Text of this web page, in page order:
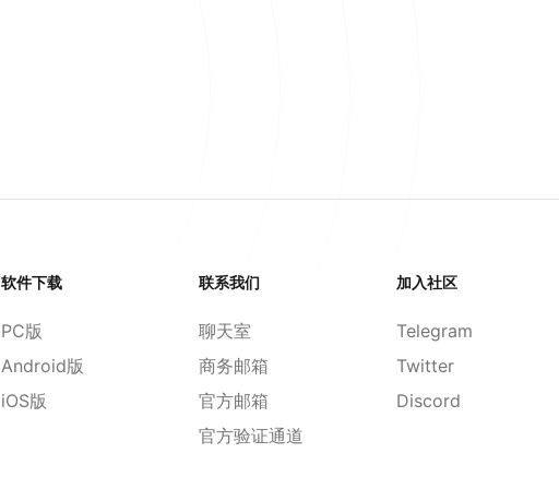
软件下载
PC版
Android版
iOS版
联系我们
聊天室
商务邮箱
官方邮箱
官方验证通道
加入社区
Telegram
Twitter
Discord